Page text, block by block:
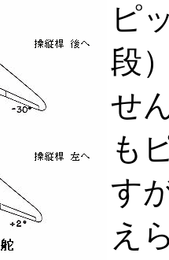
ピ
段
せ
も
す
え